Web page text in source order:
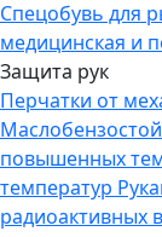
Спецобувь для
медицинская и
Защита рук
Перчатки от
повышенных
температур
радиоактивных